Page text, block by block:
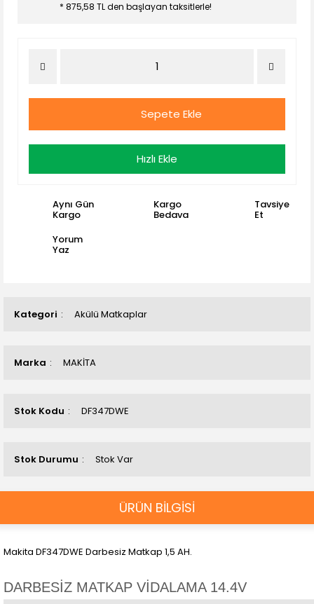
Kategori Akülü Matkaplar
Marka MAKİTA
Stok Kodu DF347DWE
Stok Durumu Stok Var
* 875,58 TL den başlayan taksitlerle!
Sepete Ekle
Hızlı Ekle
Aynı Gün
Kargo
Kargo
Bedava
Tavsiye
Et
Yorum
Yaz
ÜRÜN BİLGİSİ
Makita DF347DWE Darbesiz Matkap 1,5 AH.
DARBESİZ MATKAP VİDALAMA 14.4V